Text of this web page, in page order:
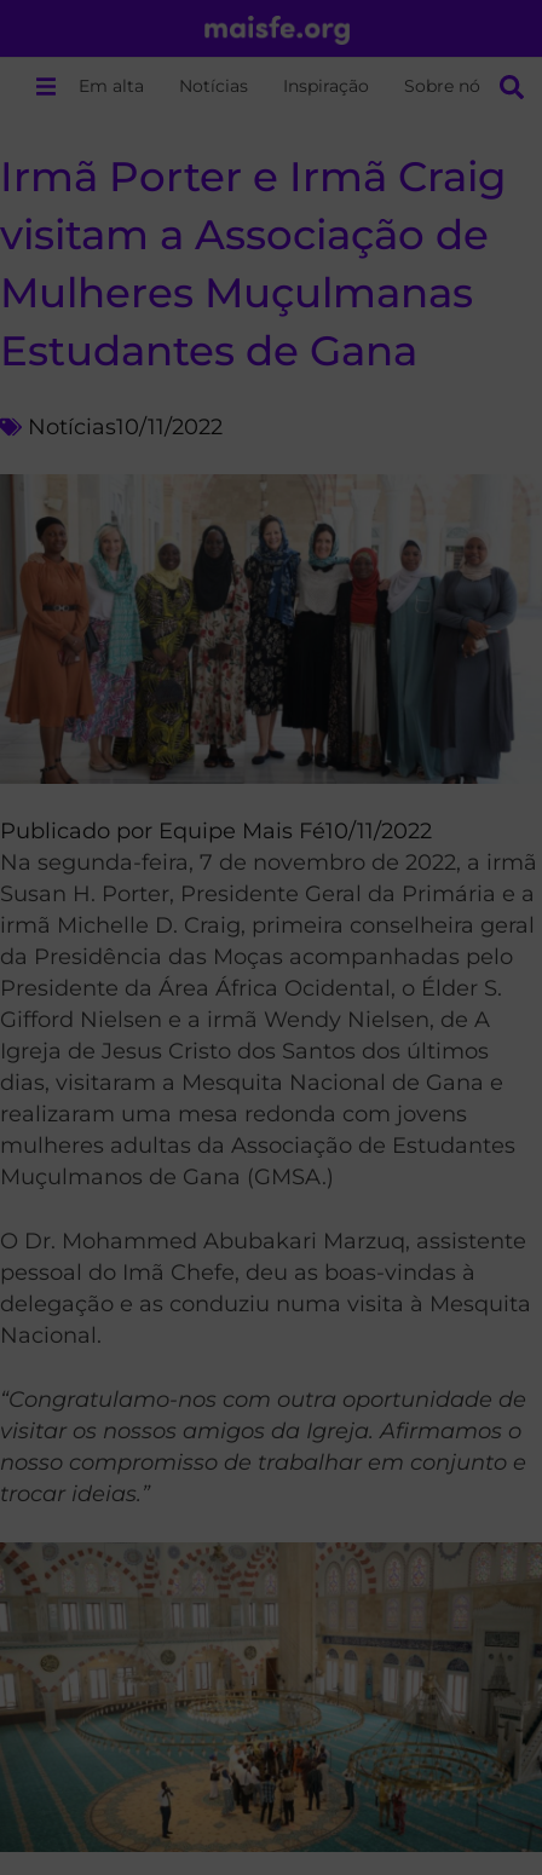
Em alta Notícias Inspiração Sobre nós
Irmã Porter e Irmã Craig
visitam a Associação de
Mulheres Muçulmanas
Estudantes de Gana
Notícias10/11/2022
Publicado por Equipe Mais Fé10/11/2022
Na segunda-feira, 7 de novembro de 2022, a irmã
Susan H. Porter, Presidente Geral da Primária e a
irmã Michelle D. Craig, primeira conselheira geral
da Presidência das Moças acompanhadas pelo
Presidente da Área África Ocidental, o Élder S.
Gifford Nielsen e a irmã Wendy Nielsen, de A
Igreja de Jesus Cristo dos Santos dos últimos
dias, visitaram a Mesquita Nacional de Gana e
realizaram uma mesa redonda com jovens
mulheres adultas da Associação de Estudantes
Muçulmanos de Gana (GMSA.)
O Dr. Mohammed Abubakari Marzuq, assistente
pessoal do Imã Chefe, deu as boas-vindas à
delegação e as conduziu numa visita à Mesquita
Nacional.
“Congratulamo-nos com outra oportunidade de
visitar os nossos amigos da Igreja. Afirmamos o
nosso compromisso de trabalhar em conjunto e
trocar ideias.”